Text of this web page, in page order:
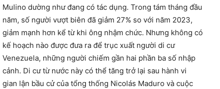
Mulino dường như đang có tác dụng. Trong tám tháng đầu
năm, số người vượt biên đã giảm 27% so với năm 2023,
giảm mạnh hơn kể từ khi ông nhậm chức. Nhưng không có
kế hoạch nào được đưa ra để trục xuất người di cư
Venezuela, những người chiếm gần hai phần ba số nhập
cảnh. Di cư từ nước này có thể tăng trở lại sau hành vi
gian lận bầu cử của tổng thống Nicolás Maduro và cuộc